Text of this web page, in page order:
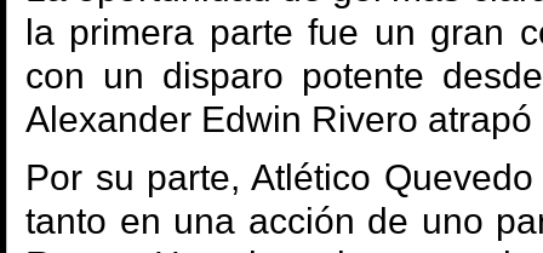
la primera parte fue un gran
con un disparo potente
Alexander Edwin Rivero
Por su parte, Atlético
tanto en una acción de uno